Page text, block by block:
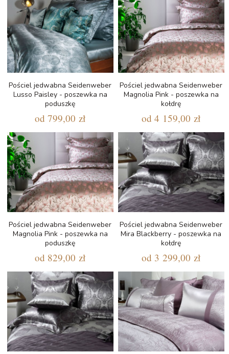
Pościel jedwabna Seidenweber
Lusso Paisley - poszewka na
poduszkę
od 799,00 zł
Pościel jedwabna Seidenweber
Magnolia Pink - poszewka na
kołdrę
od 4 159,00 zł
Pościel jedwabna Seidenweber
Magnolia Pink - poszewka na
poduszkę
od 829,00 zł
Pościel jedwabna Seidenweber
Mira Blackberry - poszewka na
kołdrę
od 3 299,00 zł